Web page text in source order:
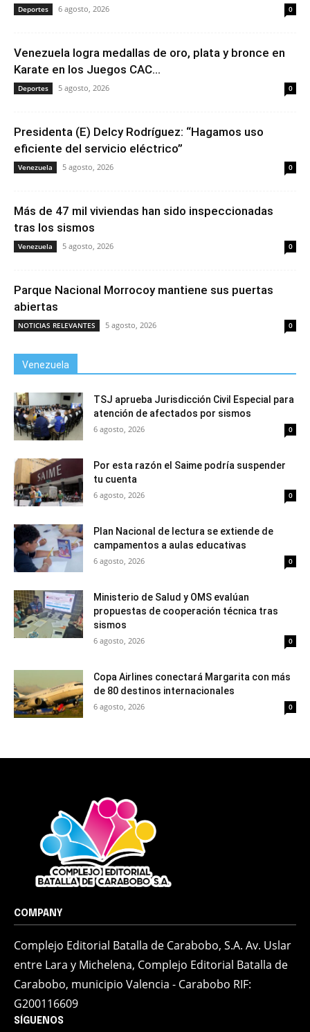
Deportes 6 agosto, 2026 0
Venezuela logra medallas de oro, plata y bronce en
Karate en los Juegos CAC...
Deportes 5 agosto, 2026 0
Presidenta (E) Delcy Rodríguez: “Hagamos uso
eficiente del servicio eléctrico”
Venezuela 5 agosto, 2026 0
Más de 47 mil viviendas han sido inspeccionadas
tras los sismos
Venezuela 5 agosto, 2026 0
Parque Nacional Morrocoy mantiene sus puertas
abiertas
NOTICIAS RELEVANTES 5 agosto, 2026 0
Venezuela
TSJ aprueba Jurisdicción Civil Especial para
atención de afectados por sismos
6 agosto, 2026 0
Por esta razón el Saime podría suspender
tu cuenta
6 agosto, 2026 0
Plan Nacional de lectura se extiende de
campamentos a aulas educativas
6 agosto, 2026 0
Ministerio de Salud y OMS evalúan
propuestas de cooperación técnica tras
sismos
6 agosto, 2026 0
Copa Airlines conectará Margarita con más
de 80 destinos internacionales
6 agosto, 2026 0
COMPANY
Complejo Editorial Batalla de Carabobo, S.A. Av. Uslar
entre Lara y Michelena, Complejo Editorial Batalla de
Carabobo, municipio Valencia - Carabobo RIF:
G200116609
SÍGUENOS